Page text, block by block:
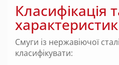
Класифікація
Смуги із нержавіючої
класифікувати: